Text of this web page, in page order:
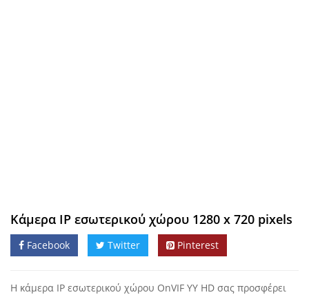
Κάμερα IP εσωτερικού χώρου 1280 x 720 pixels
Facebook Twitter Pinterest
Η κάμερα IP εσωτερικού χώρου OnVIF YY HD σας προσφέρει